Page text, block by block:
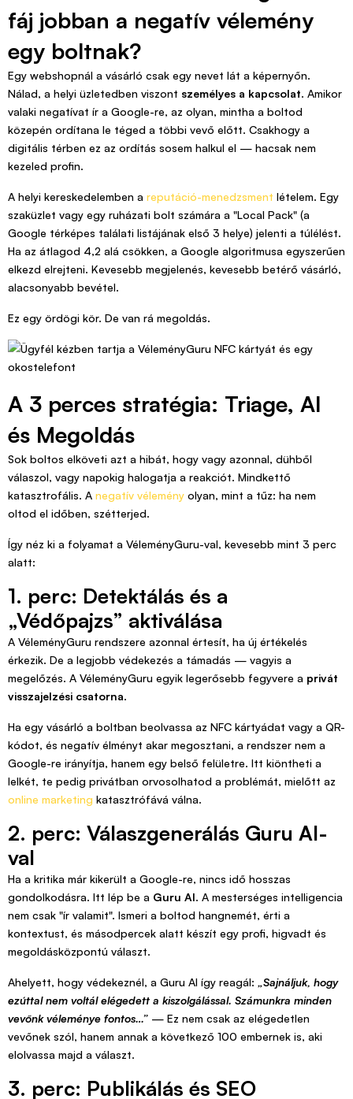
fáj jobban a negatív vélemény
egy boltnak?
Egy webshopnál a vásárló csak egy nevet lát a képernyőn.
Nálad, a helyi üzletedben viszont személyes a kapcsolat. Amikor
valaki negatívat ír a Google-re, az olyan, mintha a boltod
közepén ordítana le téged a többi vevő előtt. Csakhogy a
digitális térben ez az ordítás sosem halkul el — hacsak nem
kezeled profin.
A helyi kereskedelemben a reputáció-menedzsment lételem. Egy
szaküzlet vagy egy ruházati bolt számára a "Local Pack" (a
Google térképes találati listájának első 3 helye) jelenti a túlélést.
Ha az átlagod 4,2 alá csökken, a Google algoritmusa egyszerűen
elkezd elrejteni. Kevesebb megjelenés, kevesebb betérő vásárló,
alacsonyabb bevétel.
Ez egy ördögi kör. De van rá megoldás.
A 3 perces stratégia: Triage, AI
és Megoldás
Sok boltos elköveti azt a hibát, hogy vagy azonnal, dühből
válaszol, vagy napokig halogatja a reakciót. Mindkettő
katasztrofális. A negatív vélemény olyan, mint a tűz: ha nem
oltod el időben, szétterjed.
Így néz ki a folyamat a VéleményGuru-val, kevesebb mint 3 perc
alatt:
1. perc: Detektálás és a
„Védőpajzs” aktiválása
A VéleményGuru rendszere azonnal értesít, ha új értékelés
érkezik. De a legjobb védekezés a támadás — vagyis a
megelőzés. A VéleményGuru egyik legerősebb fegyvere a privát
visszajelzési csatorna.
Ha egy vásárló a boltban beolvassa az NFC kártyádat vagy a QR-
kódot, és negatív élményt akar megosztani, a rendszer nem a
Google-re irányítja, hanem egy belső felületre. Itt kiöntheti a
lelkét, te pedig privátban orvosolhatod a problémát, mielőtt az
online marketing katasztrófává válna.
2. perc: Válaszgenerálás Guru AI-
val
Ha a kritika már kikerült a Google-re, nincs idő hosszas
gondolkodásra. Itt lép be a Guru AI. A mesterséges intelligencia
nem csak "ír valamit". Ismeri a boltod hangnemét, érti a
kontextust, és másodpercek alatt készít egy profi, higvadt és
megoldásközpontú választ.
Ahelyett, hogy védekeznél, a Guru AI így reagál: „Sajnáljuk, hogy
ezúttal nem voltál elégedett a kiszolgálással. Számunkra minden
vevőnk véleménye fontos…” — Ez nem csak az elégedetlen
vevőnek szól, hanem annak a következő 100 embernek is, aki
elolvassa majd a választ.
3. perc: Publikálás és SEO